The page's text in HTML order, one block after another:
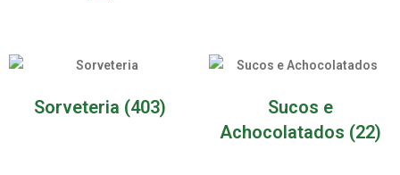
Sorveteria (403)
Sucos e
Achocolatados (22)